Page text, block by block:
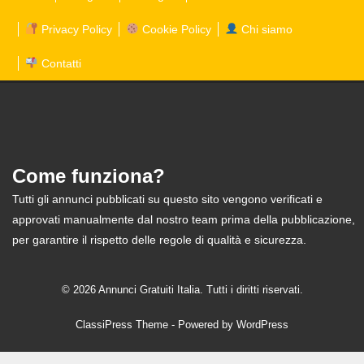
Privacy Policy Cookie Policy Chi siamo
Contatti
Come funziona?
Tutti gli annunci pubblicati su questo sito vengono verificati e
approvati manualmente dal nostro team prima della pubblicazione,
per garantire il rispetto delle regole di qualità e sicurezza.
© 2026 Annunci Gratuiti Italia. Tutti i diritti riservati.
ClassiPress Theme - Powered by WordPress